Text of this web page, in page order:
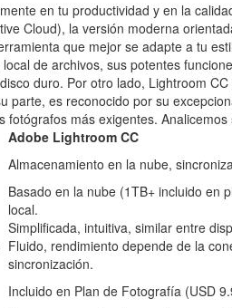
en tu productividad y en la
Cloud), la versión moderna
que mejor se adapte a tu
de archivos, sus potentes
duro. Por otro lado, Lightroom
es reconocido por su
más exigentes.
Adobe Lightroom CC
Almacenamiento en la nube,
Basado en la nube (1TB+ incluido en
local.
Simplificada, intuitiva, similar entre
Fluido, rendimiento depende de la
sincronización.
Incluido en Plan de Fotografía (USD